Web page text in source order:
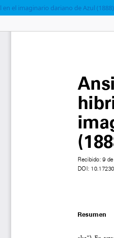
el imaginario dariano de Azul (1888)